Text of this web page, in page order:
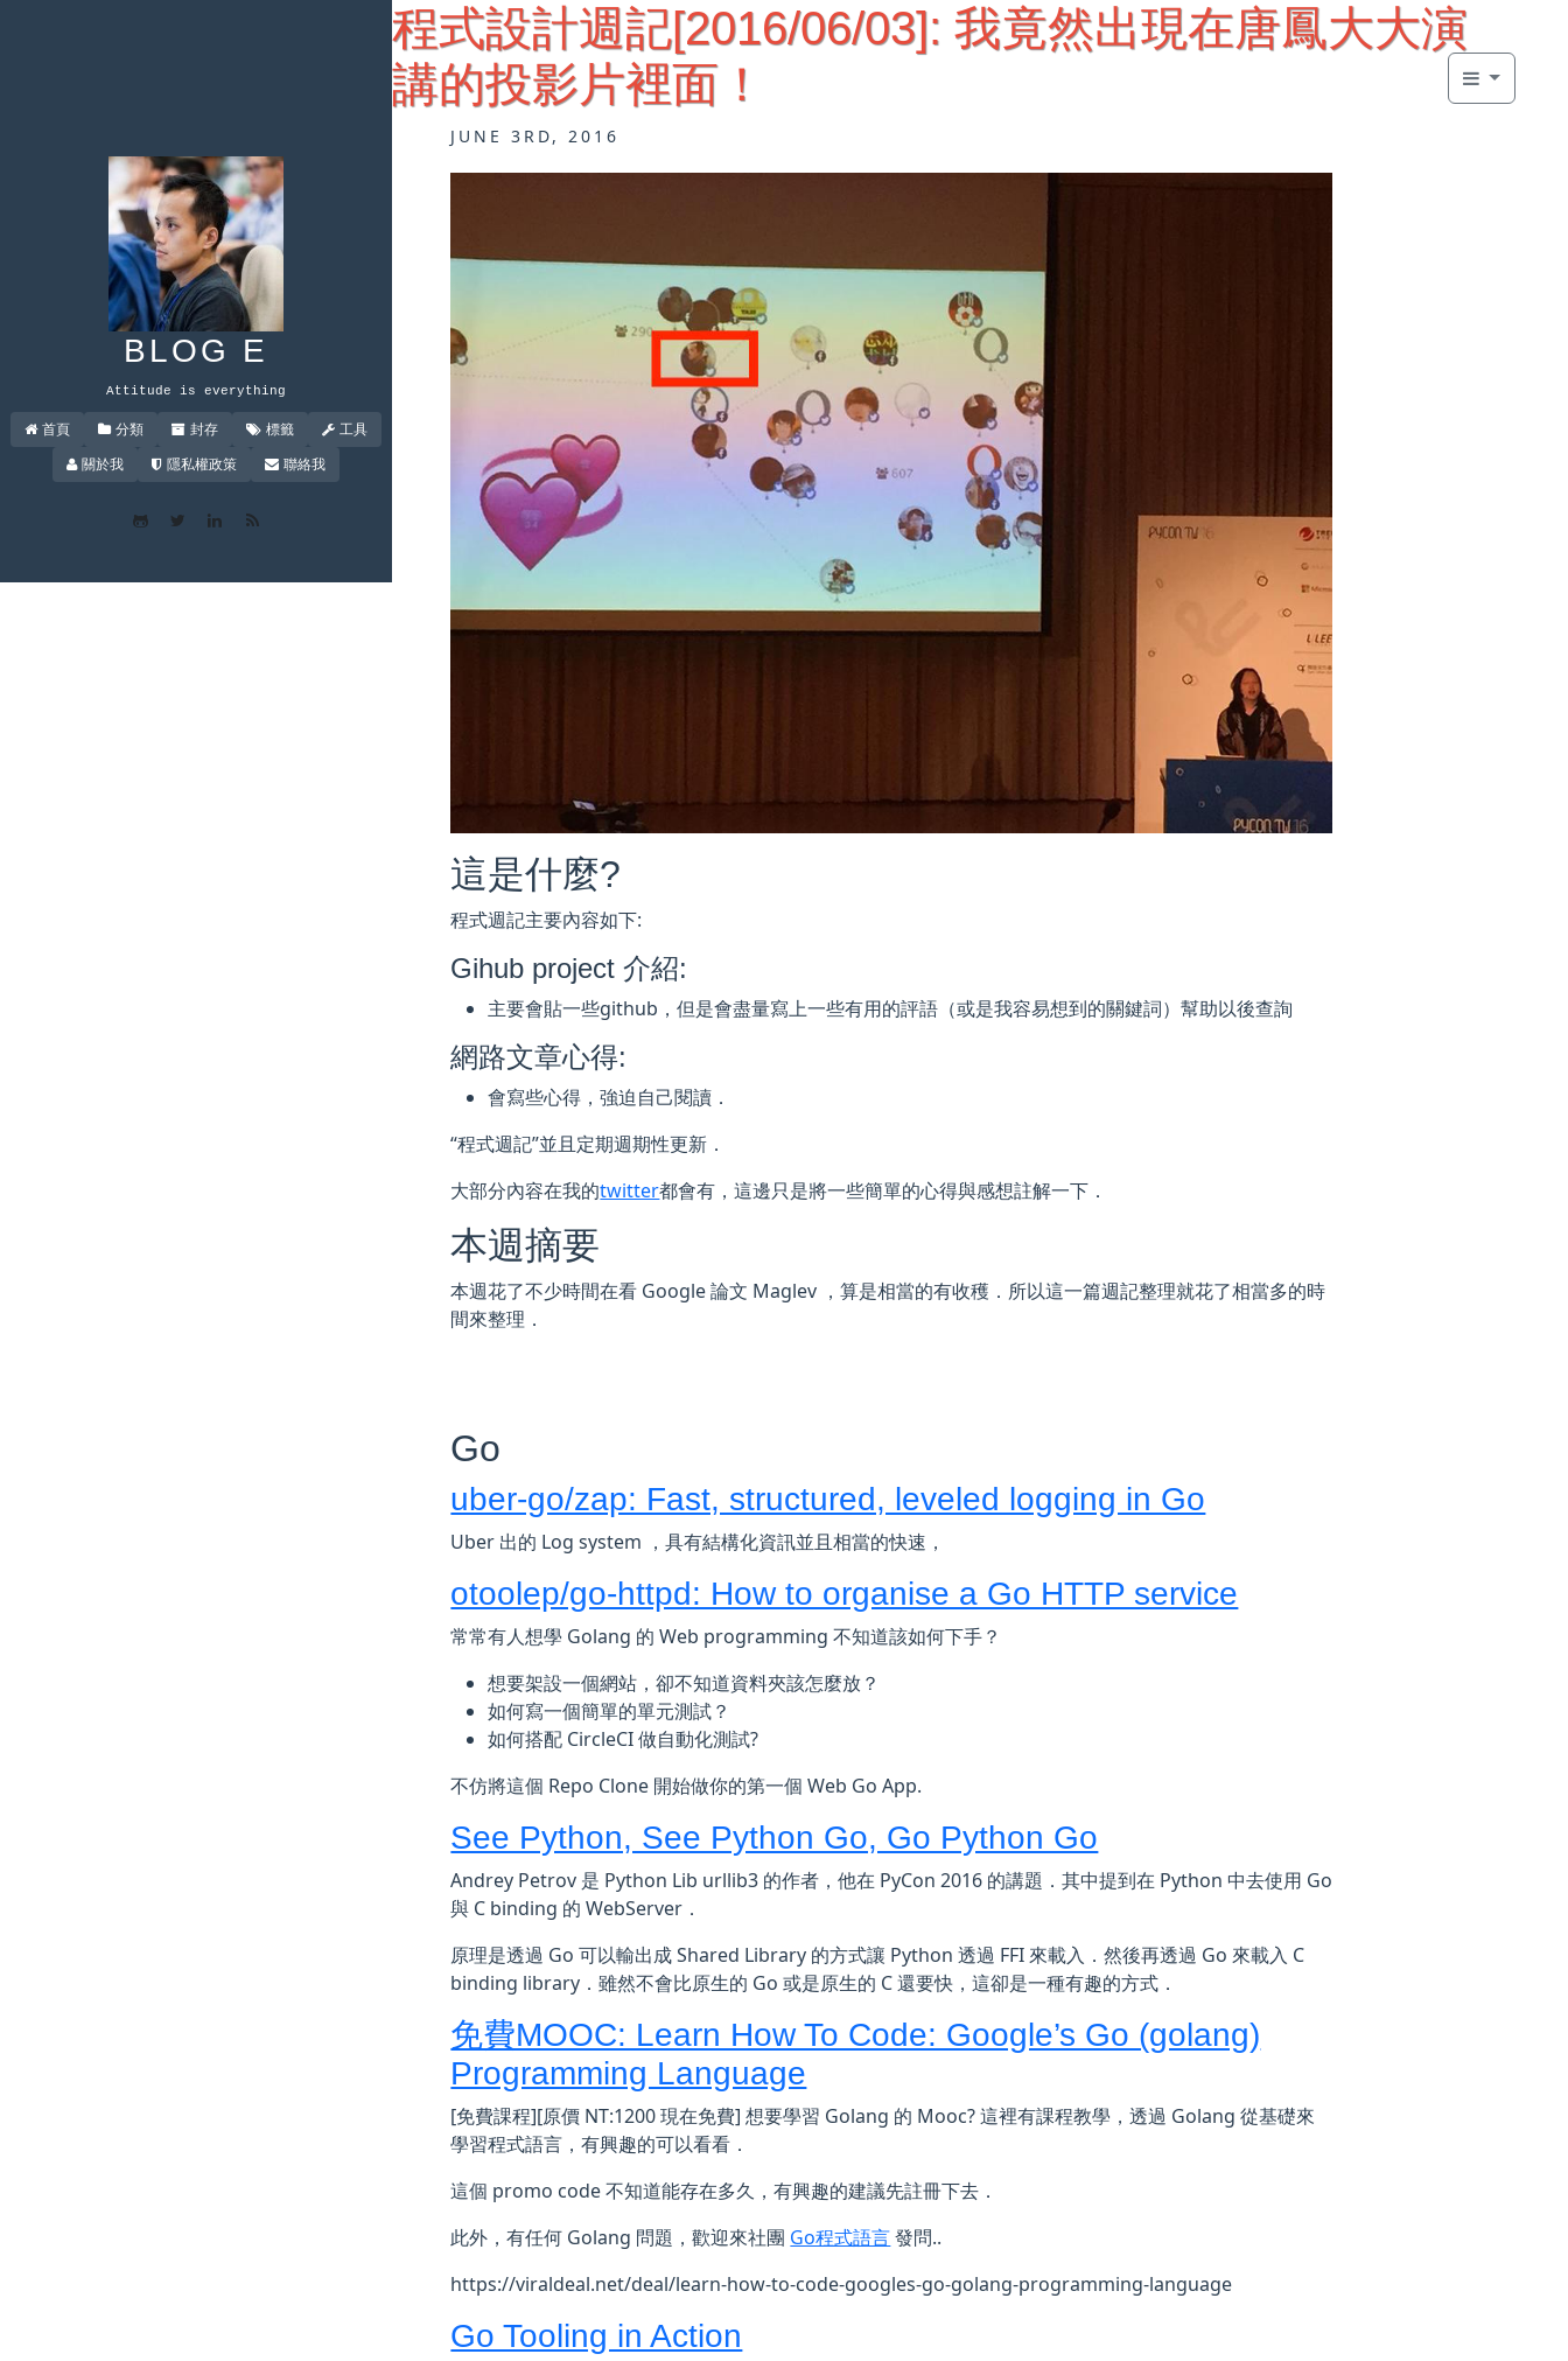
BLOG E
Attitude is everything
首頁 分類 封存 標籤
工具
關於我
隱私權政策 聯絡我
程式設計週記[2016/06/03]: 我竟然出現在唐鳳大大演
講的投影片裡面！
JUNE 3RD, 2016
這是什麼?
程式週記主要內容如下:
Gihub project 介紹:
主要會貼一些github，但是會盡量寫上一些有用的評語（或是我容易想到的關鍵詞）幫助以後查詢
網路文章心得:
會寫些心得，強迫自己閱讀．
“程式週記”並且定期週期性更新．
大部分內容在我的twitter都會有，這邊只是將一些簡單的心得與感想註解一下．
本週摘要
本週花了不少時間在看 Google 論文 Maglev ，算是相當的有收穫．所以這一篇週記整理就花了相當多的時
間來整理．
Go
uber-go/zap: Fast, structured, leveled logging in Go
Uber 出的 Log system ，具有結構化資訊並且相當的快速，
otoolep/go-httpd: How to organise a Go HTTP service
常常有人想學 Golang 的 Web programming 不知道該如何下手？
想要架設一個網站，卻不知道資料夾該怎麼放？
如何寫一個簡單的單元測試？
如何搭配 CircleCI 做自動化測試?
不仿將這個 Repo Clone 開始做你的第一個 Web Go App.
See Python, See Python Go, Go Python Go
Andrey Petrov 是 Python Lib urllib3 的作者，他在 PyCon 2016 的講題．其中提到在 Python 中去使用 Go
與 C binding 的 WebServer．
原理是透過 Go 可以輸出成 Shared Library 的方式讓 Python 透過 FFI 來載入．然後再透過 Go 來載入 C
binding library．雖然不會比原生的 Go 或是原生的 C 還要快，這卻是一種有趣的方式．
免費MOOC: Learn How To Code: Google’s Go (golang)
Programming Language
[免費課程][原價 NT:1200 現在免費] 想要學習 Golang 的 Mooc? 這裡有課程教學，透過 Golang 從基礎來
學習程式語言，有興趣的可以看看．
這個 promo code 不知道能存在多久，有興趣的建議先註冊下去．
此外，有任何 Golang 問題，歡迎來社團 Go程式語言發問..
https://viraldeal.net/deal/learn-how-to-code-googles-go-golang-programming-language
Go Tooling in Action